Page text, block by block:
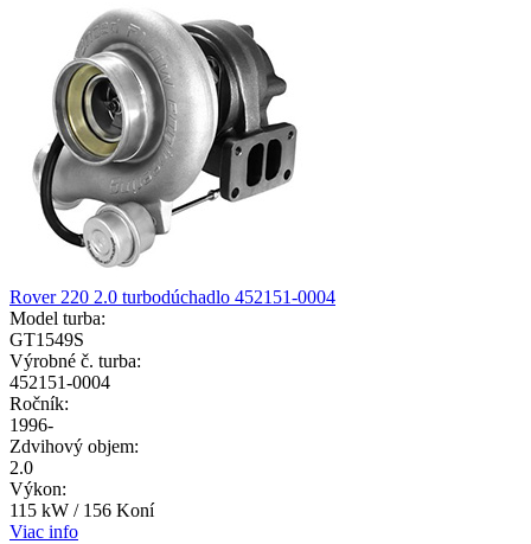
Rover 220 2.0 turbodúchadlo 452151-0004
Model turba:
GT1549S
Výrobné č. turba:
452151-0004
Ročník:
1996-
Zdvihový objem:
2.0
Výkon:
115 kW / 156 Koní
Viac info